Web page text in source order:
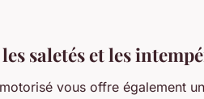
saletés et les
vous offre également